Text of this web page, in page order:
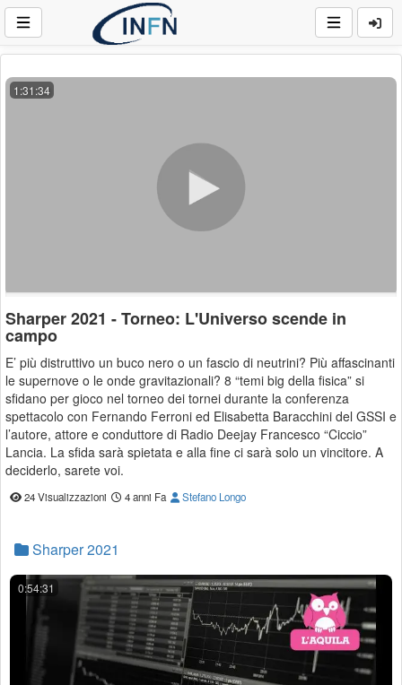
1:31:34
Sharper 2021 - Torneo: L'Universo scende in
campo
E’ più distruttivo un buco nero o un fascio di neutrini? Più affascinanti
le supernove o le onde gravitazionali? 8 “temi big della fisica” si
sfidano per gioco nel torneo dei tornei durante la conferenza
spettacolo con Fernando Ferroni ed Elisabetta Baracchini del GSSI e
l’autore, attore e conduttore di Radio Deejay Francesco “Ciccio”
Lancia. La sfida sarà spietata e alla fine ci sarà solo un vincitore. A
deciderlo, sarete voi.
24 Visualizzazioni 4 anni Fa Stefano Longo
Sharper 2021
0:54:31